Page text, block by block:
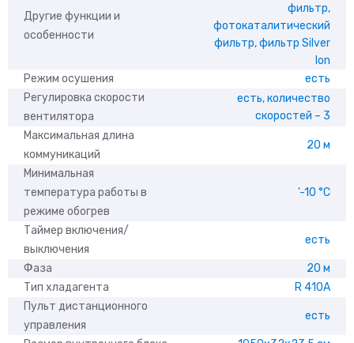
Другие функции и
особенности
фильтр,
фотокаталитический
фильтр, фильтр Silver
Ion
Режим осушения
есть
Регулировка скорости
вентилятора
есть, количество
скоростей – 3
Максимальная длина
коммуникаций
20 м
Минимальная
температура работы в
режиме обогрев
'-10 °С
Таймер включения/
выключения
есть
Фаза
20 м
Тип хладагента
R 410A
Пульт дистанционного
управления
есть